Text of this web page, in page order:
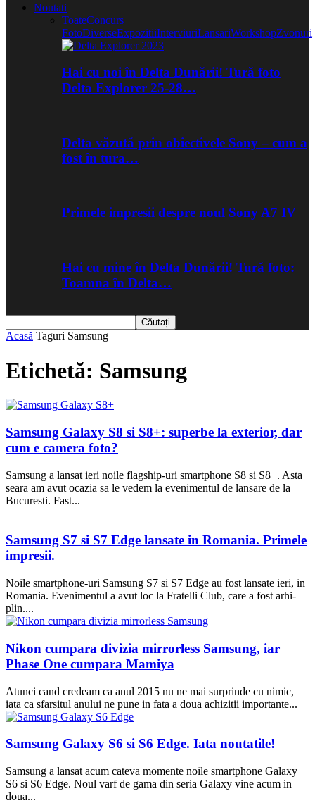
Noutati
ToateConcurs
FotoDiverseExpozitiiInterviuriLansariWorkshopZvonuri
Hai cu noi în Delta Dunării! Tură foto
Delta Explorer 25-28…
Delta văzută prin obiectivele Sony – cum a
fost în tura…
Primele impresii despre noul Sony A7 IV
Hai cu mine în Delta Dunării! Tură foto:
Toamna în Delta…
Acasă Taguri Samsung
Etichetă: Samsung
Samsung Galaxy S8 si S8+: superbe la exterior, dar
cum e camera foto?
Samsung a lansat ieri noile flagship-uri smartphone S8 si S8+. Asta
seara am avut ocazia sa le vedem la evenimentul de lansare de la
Bucuresti. Fast...
Samsung S7 si S7 Edge lansate in Romania. Primele
impresii.
Noile smartphone-uri Samsung S7 si S7 Edge au fost lansate ieri, in
Romania. Evenimentul a avut loc la Fratelli Club, care a fost arhi-
plin....
Nikon cumpara divizia mirrorless Samsung, iar
Phase One cumpara Mamiya
Atunci cand credeam ca anul 2015 nu ne mai surprinde cu nimic,
iata ca sfarsitul anului ne pune in fata a doua achizitii importante...
Samsung Galaxy S6 si S6 Edge. Iata noutatile!
Samsung a lansat acum cateva momente noile smartphone Galaxy
S6 si S6 Edge. Noul varf de gama din seria Galaxy vine acum in
doua...